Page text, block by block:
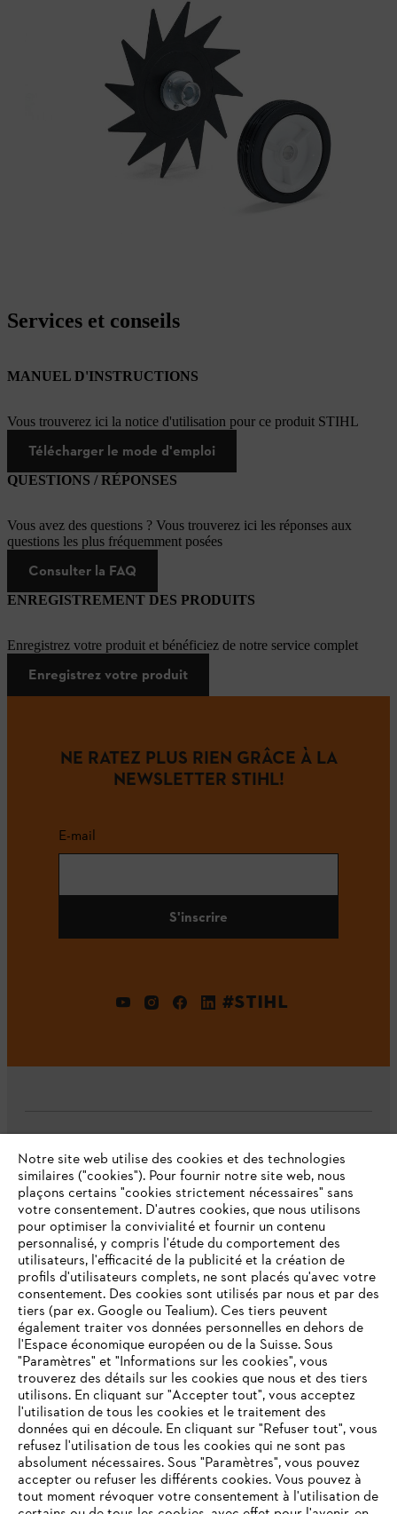
Services et conseils
MANUEL D'INSTRUCTIONS
Vous trouverez ici la notice d'utilisation pour ce produit STIHL
Télécharger le mode d'emploi
QUESTIONS / RÉPONSES
Vous avez des questions ? Vous trouverez ici les réponses aux
questions les plus fréquemment posées
Consulter la FAQ
ENREGISTREMENT DES PRODUITS
Enregistrez votre produit et bénéficiez de notre service complet
Enregistrez votre produit
NE RATEZ PLUS RIEN GRÂCE À LA
NEWSLETTER STIHL!
E-mail
S'inscrire
#STIHL
L'Entreprise
Questions fréquentes
Service
Politique de protection des données
Mentions légales Cookies
Informations juridiques
VOTRE NAVIGATEUR INTERNET
N'EST PLUS PRIS EN CHARGE
Vous utilisez un navigateur Internet que nous ne prenons plus
en charge, et certaines fonctionnalités de notre site ne
peuvent fonctionner correctement. Pour une utilisation
Notre site web utilise des cookies et des technologies
similaires ("cookies"). Pour fournir notre site web, nous
plaçons certains "cookies strictement nécessaires" sans
votre consentement. D'autres cookies, que nous utilisons
pour optimiser la convivialité et fournir un contenu
personnalisé, y compris l'étude du comportement des
utilisateurs, l'efficacité de la publicité et la création de
profils d'utilisateurs complets, ne sont placés qu'avec votre
consentement. Des cookies sont utilisés par nous et par des
tiers (par ex. Google ou Tealium). Ces tiers peuvent
également traiter vos données personnelles en dehors de
l'Espace économique européen ou de la Suisse. Sous
"Paramètres" et "Informations sur les cookies", vous
trouverez des détails sur les cookies que nous et des tiers
utilisons. En cliquant sur "Accepter tout", vous acceptez
l'utilisation de tous les cookies et le traitement des
données qui en découle. En cliquant sur "Refuser tout", vous
refusez l'utilisation de tous les cookies qui ne sont pas
absolument nécessaires. Sous "Paramètres", vous pouvez
accepter ou refuser les différents cookies. Vous pouvez à
tout moment révoquer votre consentement à l'utilisation de